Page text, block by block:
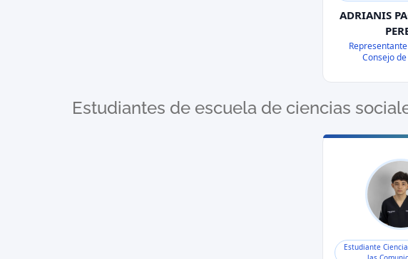
ADRIANIS
Consejo
Estudiantes de escuela de ciencias
Estudiante